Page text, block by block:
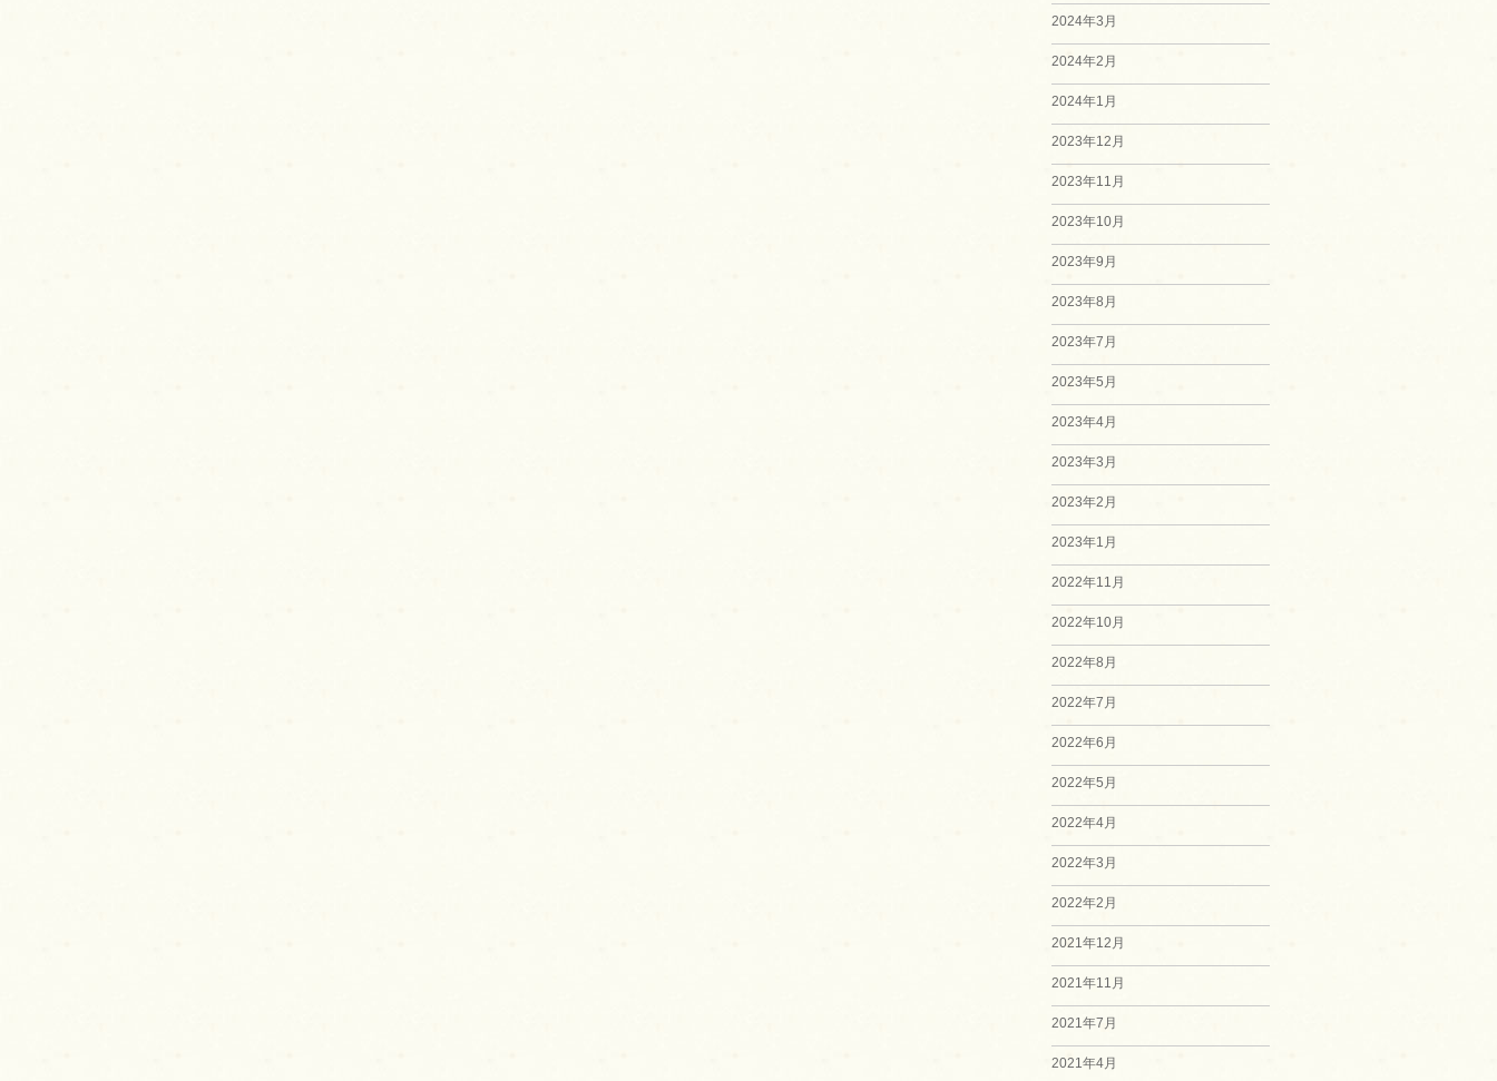
2024年3月
2024年2月
2024年1月
2023年12月
2023年11月
2023年10月
2023年9月
2023年8月
2023年7月
2023年5月
2023年4月
2023年3月
2023年2月
2023年1月
2022年11月
2022年10月
2022年8月
2022年7月
2022年6月
2022年5月
2022年4月
2022年3月
2022年2月
2021年12月
2021年11月
2021年7月
2021年4月